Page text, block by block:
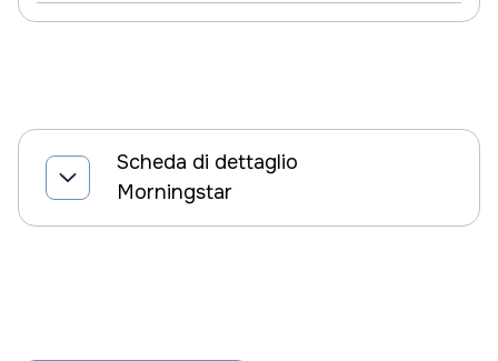
Scheda di dettaglio
Morningstar